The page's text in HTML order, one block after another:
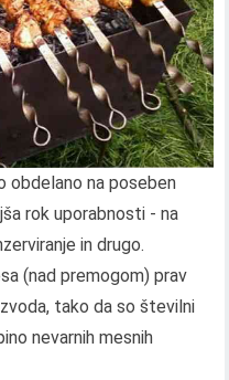
obdelano na poseben
rok uporabnosti - na
in drugo.
(nad premogom) prav
tako da so številni
nevarnih mesnih